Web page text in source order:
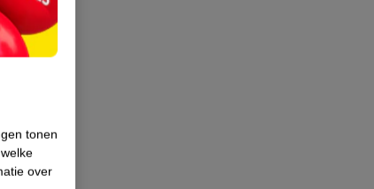
tonen
over